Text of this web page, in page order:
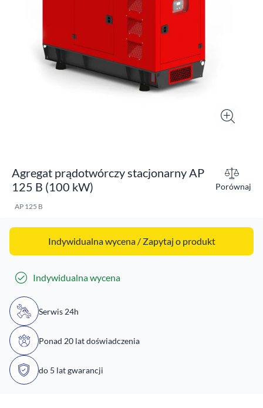
Agregat prądotwórczy stacjonarny AP
125 B (100 kW)
Porównaj
AP 125 B
Indywidualna wycena / Zapytaj o produkt
Indywidualna wycena
Serwis 24h
Ponad 20 lat doświadczenia
do 5 lat gwarancji